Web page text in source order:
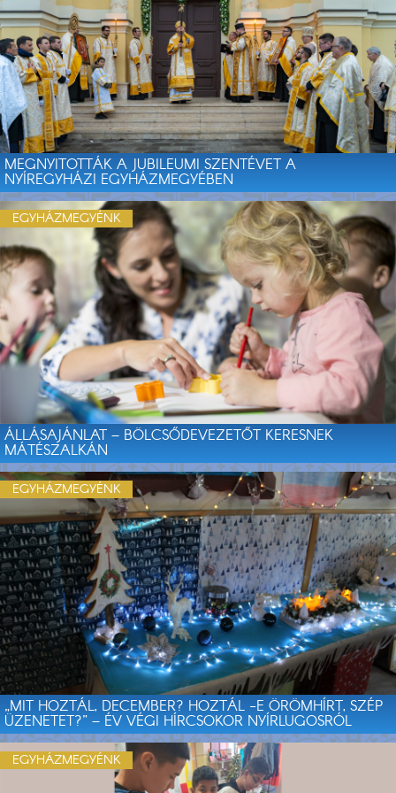
MEGNYITOTTÁK A JUBILEUMI SZENTÉVET A
NYÍREGYHÁZI EGYHÁZMEGYÉBEN
ÁLLÁSAJÁNLAT – BÖLCSŐDEVEZETŐT KERESNEK
MÁTÉSZALKÁN
EGYHÁZMEGYÉNK
„MIT HOZTÁL, DECEMBER? HOZTÁL -E ÖRÖMHÍRT, SZÉP
ÜZENETET?” – ÉV VÉGI HÍRCSOKOR NYÍRLUGOSRÓL
EGYHÁZMEGYÉNK
EGYHÁZMEGYÉNK